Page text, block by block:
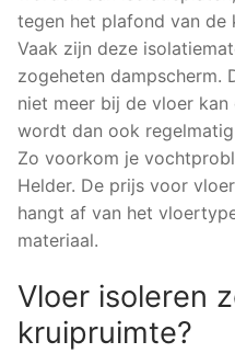
tegen het plafond van de
Vaak zijn deze
zogeheten
niet meer bij de vloer kan
wordt dan ook
Zo voorkom je
Helder. De prijs voor
hangt af van het
materiaal.
Vloer isoleren
kruipruimte?